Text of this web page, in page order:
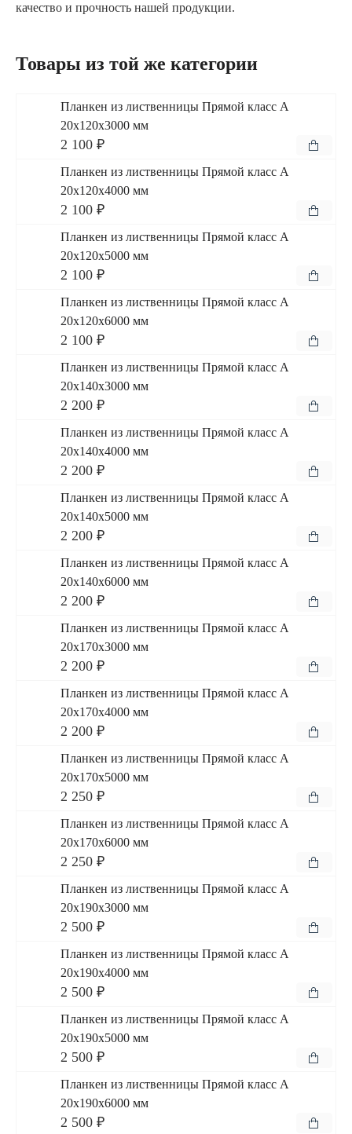
качество и прочность нашей продукции.
Товары из той же категории
Планкен из лиственницы Прямой класс А
20x120x3000 мм
2 100 ₽
Планкен из лиственницы Прямой класс А
20x120x4000 мм
2 100 ₽
Планкен из лиственницы Прямой класс А
20x120x5000 мм
2 100 ₽
Планкен из лиственницы Прямой класс А
20x120x6000 мм
2 100 ₽
Планкен из лиственницы Прямой класс А
20x140x3000 мм
2 200 ₽
Планкен из лиственницы Прямой класс А
20x140x4000 мм
2 200 ₽
Планкен из лиственницы Прямой класс А
20x140x5000 мм
2 200 ₽
Планкен из лиственницы Прямой класс А
20x140x6000 мм
2 200 ₽
Планкен из лиственницы Прямой класс А
20x170x3000 мм
2 200 ₽
Планкен из лиственницы Прямой класс А
20x170x4000 мм
2 200 ₽
Планкен из лиственницы Прямой класс А
20x170x5000 мм
2 250 ₽
Планкен из лиственницы Прямой класс А
20x170x6000 мм
2 250 ₽
Планкен из лиственницы Прямой класс А
20x190x3000 мм
2 500 ₽
Планкен из лиственницы Прямой класс А
20x190x4000 мм
2 500 ₽
Планкен из лиственницы Прямой класс А
20x190x5000 мм
2 500 ₽
Планкен из лиственницы Прямой класс А
20x190x6000 мм
2 500 ₽